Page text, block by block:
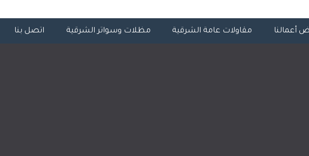
أعمالنا مقاولات عامة الشرقية مظلات وسواتر الشرقية اتصل بنا